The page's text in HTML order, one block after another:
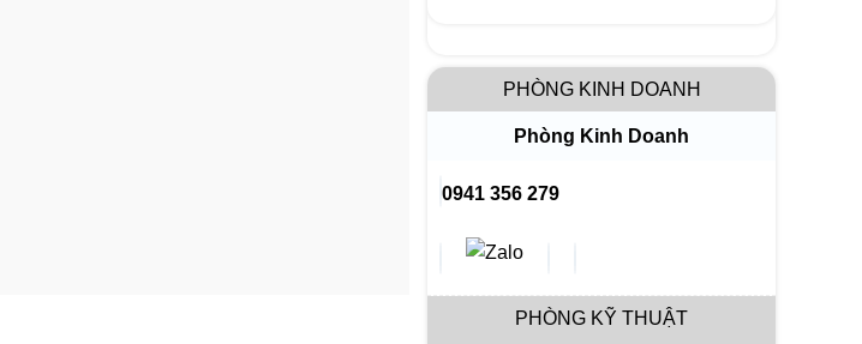
PHÒNG KINH DOANH
Phòng Kinh Doanh
0941 356 279
PHÒNG KỸ THUẬT